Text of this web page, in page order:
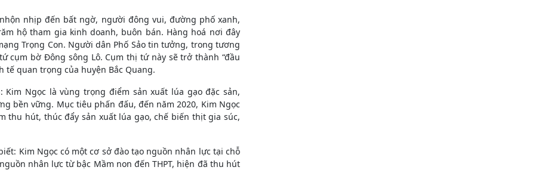
nhịp đến bất ngờ, người đông vui, đường phố xanh,
hộ tham gia kinh doanh, buôn bán. Hàng hoá nơi đây
Trọng Con. Người dân Phố Sảo tin tưởng, trong tương
cụm bờ Đông sông Lô. Cụm thị tứ này sẽ trở thành “đầu
tế quan trọng của huyện Bắc Quang.
Ngọc là vùng trọng điểm sản xuất lúa gạo đặc sản,
bền vững. Mục tiêu phấn đấu, đến năm 2020, Kim Ngọc
thu hút, thúc đẩy sản xuất lúa gạo, chế biến thịt gia súc,
Kim Ngọc có một cơ sở đào tạo nguồn nhân lực tại chỗ
nhân lực từ bậc Mầm non đến THPT, hiện đã thu hút